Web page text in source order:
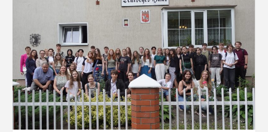
musikalischen
Abschnitten"